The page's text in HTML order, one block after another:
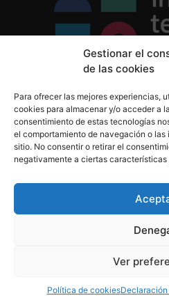
Gestionar el
de las cookies
Para ofrecer las mejores experiencias,
cookies para almacenar y/o acceder a
consentimiento de estas tecnologías
el comportamiento de navegación o
sitio. No consentir o retirar el
negativamente a ciertas
Ver
Política de cookies
Política de
Aviso
910
derechos